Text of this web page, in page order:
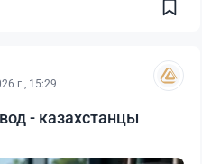
г., 15:29
- казахстанцы